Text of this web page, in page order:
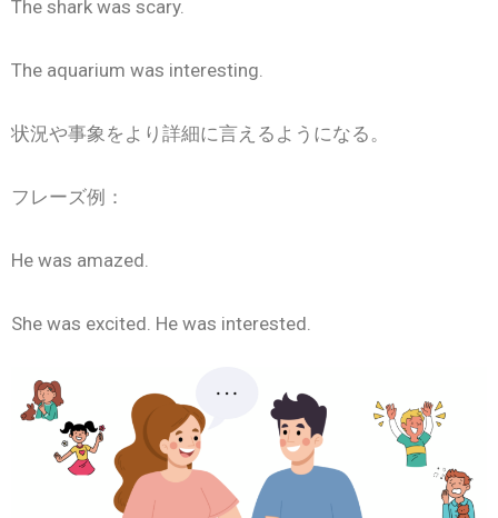
The shark was scary.
The aquarium was interesting.
状況や事象をより詳細に言えるようになる。
フレーズ例：
He was amazed.
She was excited. He was interested.